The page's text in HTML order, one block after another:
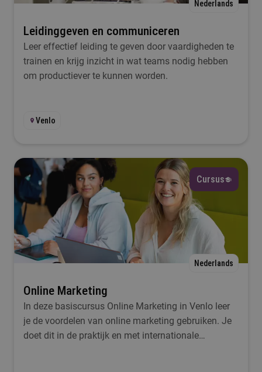
Nederlands
Leidinggeven en communiceren
Leer effectief leiding te geven door vaardigheden te
trainen en krijg inzicht in wat teams nodig hebben
om productiever te kunnen worden.
Venlo
Cursus
Nederlands
Online Marketing
In deze basiscursus Online Marketing in Venlo leer
je de voordelen van online marketing gebruiken. Je
doet dit in de praktijk en met internationale